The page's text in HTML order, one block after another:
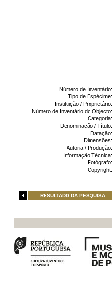
Número de Inventário:
Tipo de Espécime:
Instituição / Proprietário:
Número de Inventário do Objecto:
Categoria:
Denominação / Título:
Datação:
Dimensões:
Autoria / Produção:
Informação Técnica:
Fotógrafo:
Copyright:
RESULTADO DA PESQUISA